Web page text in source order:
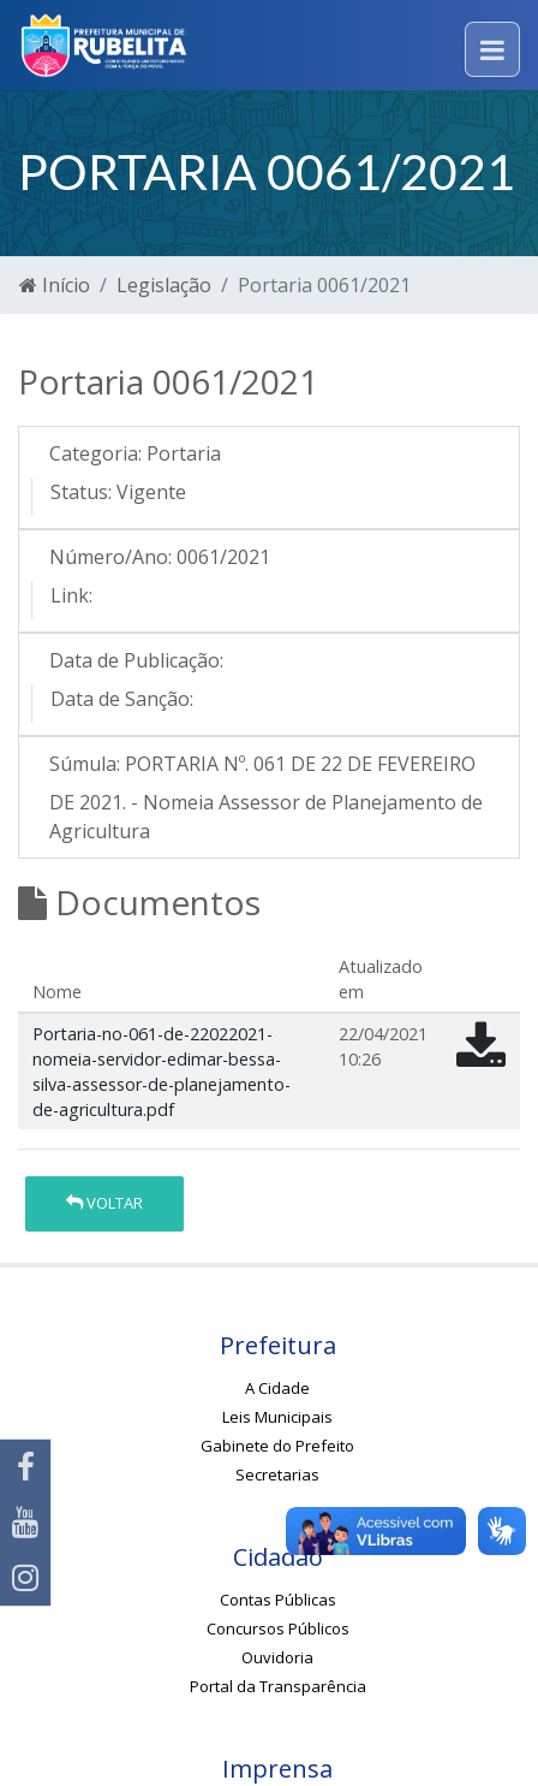
PORTARIA 0061/2021
Início Legislação Portaria 0061/2021
Portaria 0061/2021
Categoria: Portaria
Status: Vigente
Número/Ano: 0061/2021
Link:
Data de Publicação:
Data de Sanção:
Súmula: PORTARIA Nº. 061 DE 22 DE FEVEREIRO
DE 2021. - Nomeia Assessor de Planejamento de
Agricultura
Documentos
Nome
Atualizado
em
Portaria-no-061-de-22022021-
nomeia-servidor-edimar-bessa-
silva-assessor-de-planejamento-
de-agricultura.pdf
22/04/2021
10:26
VOLTAR
Prefeitura
A Cidade
Leis Municipais
Gabinete do Prefeito
Secretarias
Cidadão
Contas Públicas
Concursos Públicos
Ouvidoria
Portal da Transparência
Imprensa